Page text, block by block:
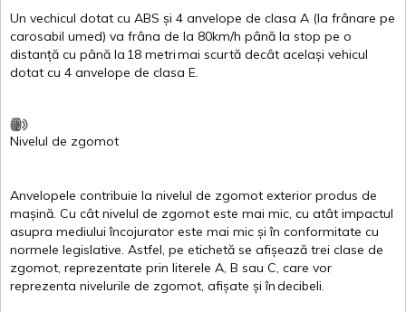
Un vechicul dotat cu ABS și 4 anvelope de clasa A (la frânare pe
carosabil umed) va frâna de la 80km/h până la stop pe o
distanță cu până la 18 metrimai scurtă decât același vehicul
dotat cu 4 anvelope de clasa E.
Nivelul de zgomot
Anvelopele contribuie la nivelul de zgomot exterior produs de
mașină. Cu cât nivelul de zgomot este mai mic, cu atât impactul
asupra mediului încojurator este mai mic și în conformitate cu
normele legislative. Astfel, pe etichetă se afișează trei clase de
zgomot, reprezentate prin literele A, B sau C, care vor
reprezenta nivelurile de zgomot, afișate și îndecibeli.